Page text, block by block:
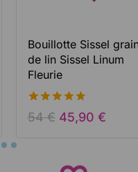
Bouillotte Sissel
de lin Sissel Linum
Fleurie
4.76
de 5
54€ 45,90 €